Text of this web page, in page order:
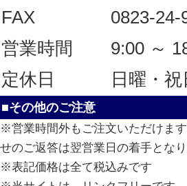
FAX
0823-24-
営業時間
9:00 ～
定休日
日曜・祝
■その他のご注意
※営業時間外もご注文いただけま
せのご返答は翌営業日の着手となり
※表記価格は全て税込みです